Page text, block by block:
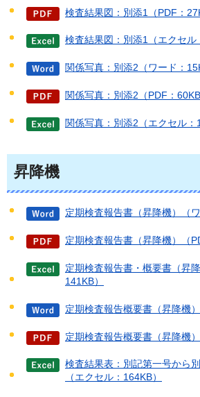
検査結果図：別添1（PDF：
検査結果図：別添1（エクセル
関係写真：別添2（ワード：
関係写真：別添2（PDF：60KB
関係写真：別添2（エクセル：
昇降機
定期検査報告書（昇降機）（
定期検査報告書（昇降機）（
定期検査報告書・概要書（昇
141KB）
定期検査報告概要書（昇降機
定期検査報告概要書（昇降機
検査結果表：別記第一号から
（エクセル：164KB）